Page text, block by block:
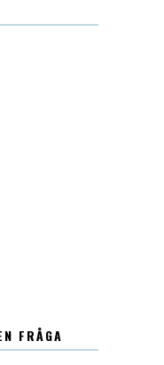
FRÅGA